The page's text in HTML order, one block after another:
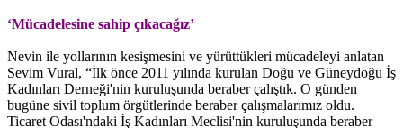
‘Mücadelesine sahip çıkacağız’
Nevin ile yollarının kesişmesini ve yürüttükleri mücadeleyi anlatan
Sevim Vural, “İlk önce 2011 yılında kurulan Doğu ve Güneydoğu İş
Kadınları Derneği'nin kuruluşunda beraber çalıştık. O günden
bugüne sivil toplum örgütlerinde beraber çalışmalarımız oldu.
Ticaret Odası'ndaki İş Kadınları Meclisi'nin kuruluşunda beraber